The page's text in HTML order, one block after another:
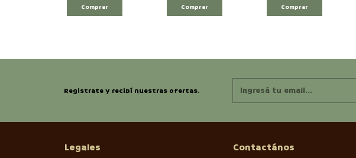
Comprar Comprar Comprar
Registrate y recibí nuestras ofertas.
Legales Contactános